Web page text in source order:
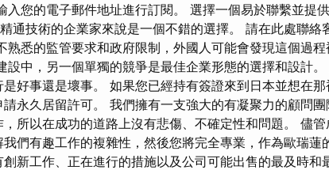
入您的電子郵件地址進行訂閱。 選擇一個易於聯繫並提
通技術的企業家來說是一個不錯的選擇。 請在此處聯絡
熟悉的監管要求和政府限制，外國人可能會發現這個過程
設中，另一個單獨的競爭是最佳企業形態的選擇和設計
好事還是壞事。 如果您已經持有簽證來到日本並想在
永久居留許可。 我們擁有一支強大的有凝聚力的顧問團
所以在成功的道路上沒有悲傷、不確定性和問題。 儘管
們有趣工作的複雜性，然後您將完全專業，作為歐瑞蓮
新工作、正在進行的措施以及公司可能出售的最及時和